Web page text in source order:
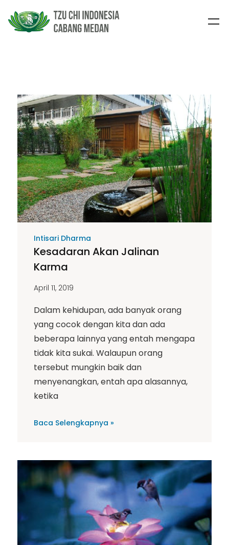
Intisari Dharma
Kesadaran Akan Jalinan
Karma
April 11, 2019
Dalam kehidupan, ada banyak orang
yang cocok dengan kita dan ada
beberapa lainnya yang entah mengapa
tidak kita sukai. Walaupun orang
tersebut mungkin baik dan
menyenangkan, entah apa alasannya,
ketika
Baca Selengkapnya »